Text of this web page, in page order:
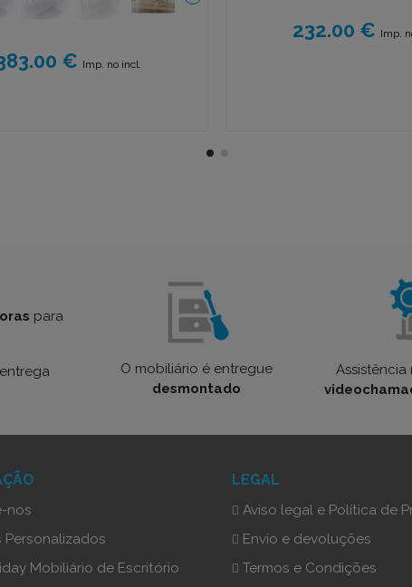
€ Imp. no incl.
232.00 € Imp.
para
O mobiliário é entregue
desmontado
nos
Personalizados
Mobiliário de Escritório
LEGAL
Aviso legal e Política de
Envio e devoluções
Termos e Condições